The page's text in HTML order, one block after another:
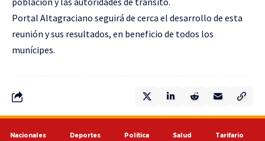
Portal Altagraciano seguirá de cerca el desarrollo de esta
reunión y sus resultados, en beneficio de todos los
munícipes.
Nacionales Deportes Política Salud
Tarifario